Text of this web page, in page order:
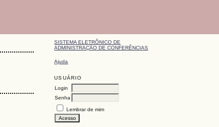
SISTEMA ELETRÔNICO DE
ADMINISTRAÇÃO DE CONFERÊNCIAS
Ajuda
USUÁRIO
Login
Senha
Lembrar de mim